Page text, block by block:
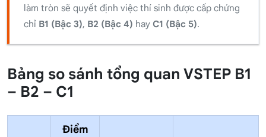
làm tròn sẽ quyết định việc thí sinh được cấp chứng
chỉ B1 (Bậc 3), B2 (Bậc 4) hay C1 (Bậc 5).
Bảng so sánh tổng quan VSTEP B1
– B2 – C1
Điểm